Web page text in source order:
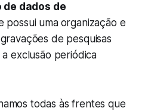
dados de
possui uma organização e
de pesquisas
exclusão periódica
todas às frentes que